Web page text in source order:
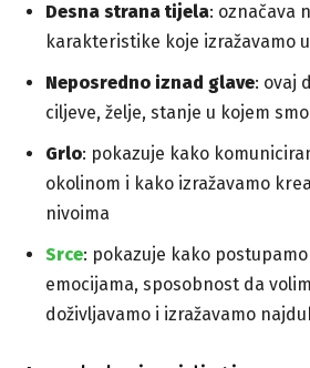
Desna strana tijela: označava
karakteristike koje izražavamo
Neposredno iznad glave: ovaj
ciljeve, želje, stanje u kojem
Grlo: pokazuje kako
okolinom i kako izražavamo
nivoima
Srce: pokazuje kako
emocijama, sposobnost da
doživljavamo i izražavamo